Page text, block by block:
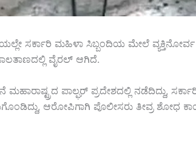
ಸರ್ಕಾರಿ ಮಹಿಳಾ ಸಿಬ್ಬಂದಿಯ ಮೇಲೆ
ವೈರಲ್‌ ಆಗಿದೆ.
ಪಾಲ್ಘರ್ ಪ್ರದೇಶದಲ್ಲಿ ನಡೆದಿದ್ದು,
ಆರೋಪಿಗಾಗಿ ಪೊಲೀಸರು ತೀವ್ರ ಶೋಧ